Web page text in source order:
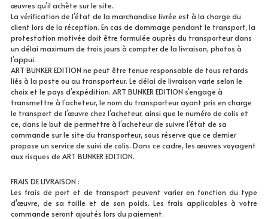
Life style
Structure
Abstract
Skin
Wild
Bloom
Still
Français
Français
English
contact@artbunker-gallery.com
œuvres qu’il achète sur le site.
La vérification de l’état de la marchandise livrée est à la charge du
client lors de la réception. En cas de dommage pendant le transport, la
protestation motivée doit être formulée auprès du transporteur dans
un délai maximum de trois jours à compter de la livraison, photos à
l’appui.
ART BUNKER EDITION ne peut être tenue responsable de tous retards
liés à la poste ou au transporteur. Le délai de livraison varie selon le
choix et le pays d’expédition. ART BUNKER EDITION s’engage à
transmettre à l’acheteur, le nom du transporteur ayant pris en charge
le transport de l’œuvre chez l’acheteur, ainsi que le numéro de colis et
ce, dans le but de permettre à l’acheteur de suivre l’état de sa
commande sur le site du transporteur, sous réserve que ce dernier
propose un service de suivi de colis. Dans ce cadre, les œuvres voyagent
aux risques de ART BUNKER EDITION.
FRAIS DE LIVRAISON :
Les frais de port et de transport peuvent varier en fonction du type
d'œuvre, de sa taille et de son poids. Les frais applicables à votre
commande seront ajoutés lors du paiement.